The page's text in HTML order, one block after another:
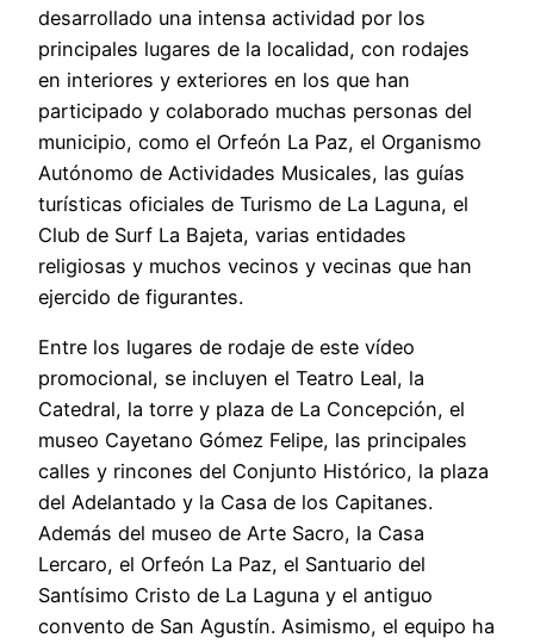
desarrollado una intensa actividad por los
principales lugares de la localidad, con rodajes
en interiores y exteriores en los que han
participado y colaborado muchas personas del
municipio, como el Orfeón La Paz, el Organismo
Autónomo de Actividades Musicales, las guías
turísticas oficiales de Turismo de La Laguna, el
Club de Surf La Bajeta, varias entidades
religiosas y muchos vecinos y vecinas que han
ejercido de figurantes.
Entre los lugares de rodaje de este vídeo
promocional, se incluyen el Teatro Leal, la
Catedral, la torre y plaza de La Concepción, el
museo Cayetano Gómez Felipe, las principales
calles y rincones del Conjunto Histórico, la plaza
del Adelantado y la Casa de los Capitanes.
Además del museo de Arte Sacro, la Casa
Lercaro, el Orfeón La Paz, el Santuario del
Santísimo Cristo de La Laguna y el antiguo
convento de San Agustín. Asimismo, el equipo ha